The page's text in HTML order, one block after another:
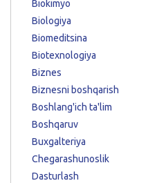
Biokimyo
Biologiya
Biomeditsina
Biotexnologiya
Biznes
Biznesni boshqarish
Boshlang'ich ta'lim
Boshqaruv
Buxgalteriya
Chegarashunoslik
Dasturlash